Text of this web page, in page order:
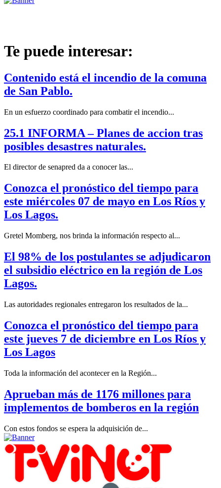
Te puede interesar:
Contenido está el incendio de la comuna
de San Pablo.
En un esfuerzo coordinado para combatir el incendio...
25.1 INFORMA – Planes de accion tras
posibles desastres naturales.
El director de senapred da a conocer las...
Conozca el pronóstico del tiempo para
este miércoles 07 de mayo en Los Ríos y
Los Lagos.
Gretel Momberg, nos brinda la información respecto al...
El 98% de los postulantes se adjudicaron
el subsidio eléctrico en la región de Los
Lagos.
Las autoridades regionales entregaron los resultados de la...
Conozca el pronóstico del tiempo para
este jueves 7 de diciembre en Los Ríos y
Los Lagos
Toda la información del acontecer en la Región...
Aprueban más de 1176 millones para
implementos de bomberos en la región
Con estos fondos se espera la adquisición de...